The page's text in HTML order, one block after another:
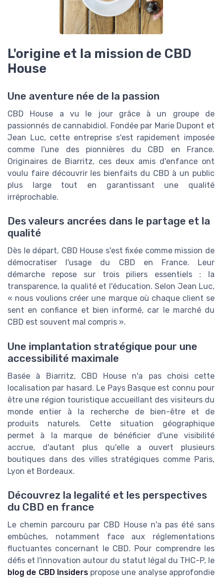
L'origine et la mission de CBD
House
Une aventure née de la passion
CBD House a vu le jour grâce à un groupe de
passionnés de cannabidiol. Fondée par Marie Dupont et
Jean Luc, cette entreprise s'est rapidement imposée
comme l'une des pionnières du CBD en France.
Originaires de Biarritz, ces deux amis d'enfance ont
voulu faire découvrir les bienfaits du CBD à un public
plus large tout en garantissant une qualité
irréprochable.
Des valeurs ancrées dans le partage et la
qualité
Dès le départ, CBD House s'est fixée comme mission de
démocratiser l'usage du CBD en France. Leur
démarche repose sur trois piliers essentiels : la
transparence, la qualité et l'éducation. Selon Jean Luc,
« nous voulions créer une marque où chaque client se
sent en confiance et bien informé, car le marché du
CBD est souvent mal compris ».
Une implantation stratégique pour une
accessibilité maximale
Basée à Biarritz, CBD House n'a pas choisi cette
localisation par hasard. Le Pays Basque est connu pour
être une région touristique accueillant des visiteurs du
monde entier à la recherche de bien-être et de
produits naturels. Cette situation géographique
permet à la marque de bénéficier d'une visibilité
accrue, d'autant plus qu'elle a ouvert plusieurs
boutiques dans des villes stratégiques comme Paris,
Lyon et Bordeaux.
Découvrez la legalité et les perspectives
du CBD en france
Le chemin parcouru par CBD House n'a pas été sans
embûches, notamment face aux réglementations
fluctuantes concernant le CBD. Pour comprendre les
défis et l'innovation autour du statut légal du THC-P, le
blog de CBD Insiderspropose une analyse approfondie